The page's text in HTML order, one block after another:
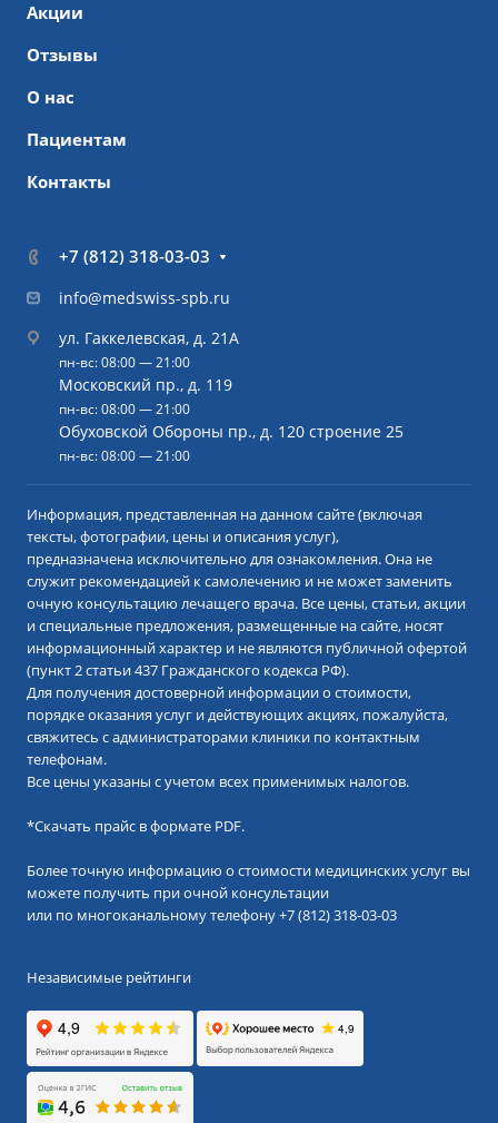
Акции
Отзывы
О нас
Пациентам
Контакты
+7 (812) 318-03-03
info@medswiss-spb.ru
ул. Гаккелевская, д. 21А
пн-вс: 08:00 — 21:00
Московский пр., д. 119
пн-вс: 08:00 — 21:00
Обуховской Обороны пр., д. 120 строение 25
пн-вс: 08:00 — 21:00
Информация, представленная на данном сайте (включая
тексты, фотографии, цены и описания услуг),
предназначена исключительно для ознакомления. Она не
служит рекомендацией к самолечению и не может заменить
очную консультацию лечащего врача. Все цены, статьи, акции
и специальные предложения, размещенные на сайте, носят
информационный характер и не являются публичной офертой
(пункт 2 статьи 437 Гражданского кодекса РФ).
Для получения достоверной информации о стоимости,
порядке оказания услуг и действующих акциях, пожалуйста,
свяжитесь с администраторами клиники по контактным
телефонам.
Все цены указаны с учетом всех применимых налогов.
*Скачать прайс в формате PDF.
Более точную информацию о стоимости медицинских услуг вы
можете получить при очной консультации
или по многоканальному телефону+7 (812) 318-03-03
Независимые рейтинги